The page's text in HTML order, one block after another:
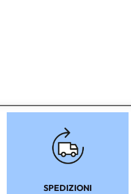
SPEDIZIONI